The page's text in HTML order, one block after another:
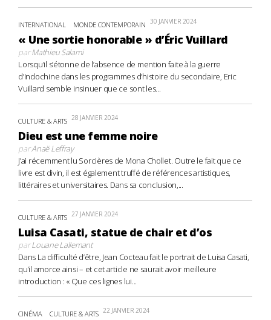
INTERNATIONAL MONDE CONTEMPORAIN 30 JANVIER 2024
« Une sortie honorable » d’Éric Vuillard
parMathieu Salami
Lorsqu’il s’étonne de l’absence de mention faite à la guerre
d’Indochine dans les programmes d’histoire du secondaire, Eric
Vuillard semble insinuer que ce sont les...
CULTURE & ARTS 28 JANVIER 2024
Dieu est une femme noire
parAnaë Leffray
J’ai récemment lu Sorcières de Mona Chollet. Outre le fait que ce
livre est divin, il est également truffé de références artistiques,
littéraires et universitaires. Dans sa conclusion,...
CULTURE & ARTS 27 JANVIER 2024
Luisa Casati, statue de chair et d’os
parLouane Lallemant
Dans La difficulté d’être, Jean Cocteau fait le portrait de Luisa Casati,
qu’il amorce ainsi – et cet article ne saurait avoir meilleure
introduction : « Que ces lignes lui...
CINÉMA CULTURE & ARTS 22 JANVIER 2024